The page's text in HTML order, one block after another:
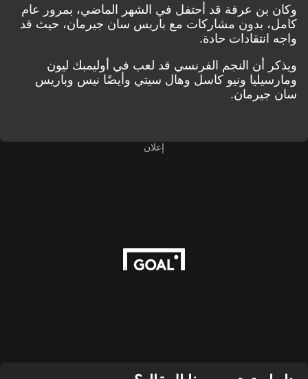
وكان بن عرفة قد أحتفل في الشهر الماضي، بمرور عام
كامل، بدون مشاركات مع باريس سان جيرمان، حيث قد
واجه انتقادات حادة.
ويذكر أن النجم الفرنسي قد لعب في أوليمبك ليون
ومارسيليا ونيو كاسل وهال سيتي وأيضًا نيس وباريس
سان جيرمان.
إعلان